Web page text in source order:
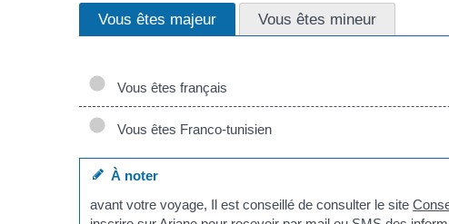
Vous êtes majeur Vous êtes mineur
Vous êtes français
Vous êtes Franco-tunisien
À noter
avant votre voyage, Il est conseillé de consulter le site